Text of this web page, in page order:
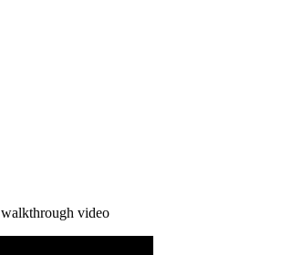
walkthrough video